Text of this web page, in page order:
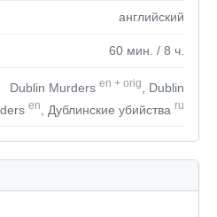
английский
60 мин. / 8 ч.
Dublin Murders en + orig
, Dublin
en , Дублинские убийства ru